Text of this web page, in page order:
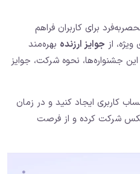
برای کاربران فراهم
از جوایز ارزنده بهره‌مند
جشنواره‌ها، نحوه شرکت، جوایز
کاربری ایجاد کنید و در زمان
شرکت کرده و از فرصت